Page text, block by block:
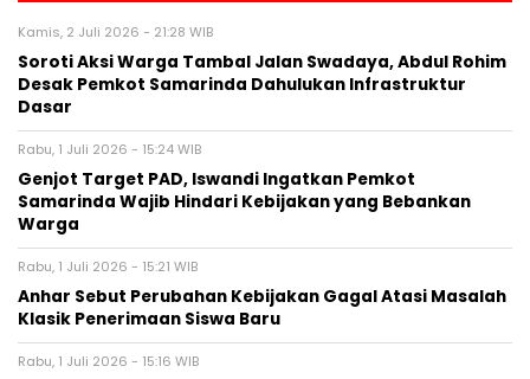
Kamis, 2 Juli 2026 - 21:28 WIB
Soroti Aksi Warga Tambal Jalan Swadaya, Abdul Rohim
Desak Pemkot Samarinda Dahulukan Infrastruktur
Dasar
Rabu, 1 Juli 2026 - 15:24 WIB
Genjot Target PAD, Iswandi Ingatkan Pemkot
Samarinda Wajib Hindari Kebijakan yang Bebankan
Warga
Rabu, 1 Juli 2026 - 15:21 WIB
Anhar Sebut Perubahan Kebijakan Gagal Atasi Masalah
Klasik Penerimaan Siswa Baru
Rabu, 1 Juli 2026 - 15:16 WIB